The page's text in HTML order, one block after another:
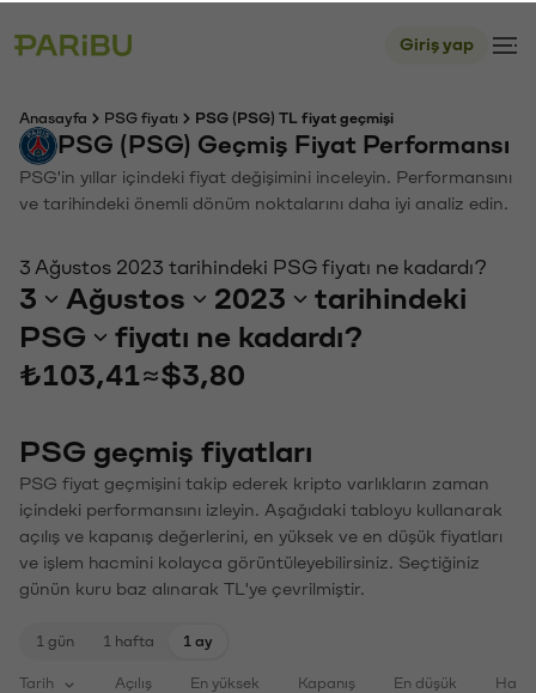
Giriş yap
Anasayfa PSG fiyatı PSG (PSG) TL fiyat geçmişi
PSG (PSG) Geçmiş Fiyat Performansı
PSG'in yıllar içindeki fiyat değişimini inceleyin. Performansını
ve tarihindeki önemli dönüm noktalarını daha iyi analiz edin.
3 Ağustos 2023 tarihindeki PSG fiyatı ne kadardı?
3 Ağustos 2023
tarihindeki
PSG
fiyatı ne kadardı?
₺103,41 ≈$3,80
PSG geçmiş fiyatları
PSG fiyat geçmişini takip ederek kripto varlıkların zaman
içindeki performansını izleyin. Aşağıdaki tabloyu kullanarak
açılış ve kapanış değerlerini, en yüksek ve en düşük fiyatları
ve işlem hacmini kolayca görüntüleyebilirsiniz. Seçtiğiniz
günün kuru baz alınarak TL'ye çevrilmiştir.
1 gün 1 hafta 1 ay
Tarih Açılış En yüksek Kapanış En düşük